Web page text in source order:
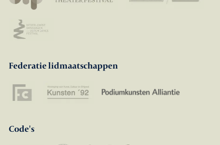
Federatie lidmaatschappen
Code's